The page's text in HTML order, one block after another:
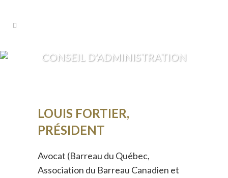
CONSEIL D’ADMINISTRATION
LOUIS FORTIER,
PRÉSIDENT
Avocat (Barreau du Québec,
Association du Barreau Canadien et